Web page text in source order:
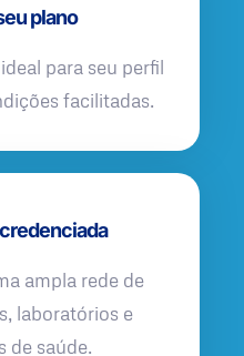
plano
para seu perfil
facilitadas.
ampla rede de
laboratórios e
de saúde.